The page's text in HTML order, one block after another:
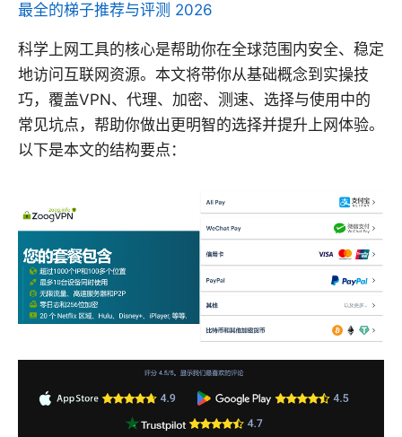
最全的梯子推荐与评测 2026
科学上网工具的核心是帮助你在全球范围内安全、稳定
地访问互联网资源。本文将带你从基础概念到实操技
巧，覆盖VPN、代理、加密、测速、选择与使用中的
常见坑点，帮助你做出更明智的选择并提升上网体验。
以下是本文的结构要点：